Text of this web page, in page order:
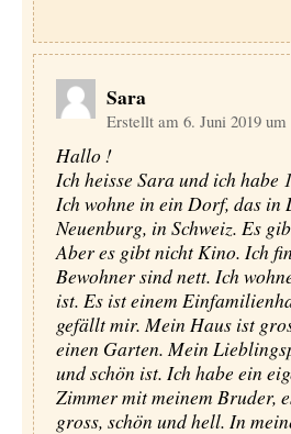
Sara
Erstellt am 6. Juni 2019 um
Hallo !
Ich heisse Sara und ich habe
Ich wohne in ein Dorf, das in
Neuenburg, in Schweiz. Es
Aber es gibt nicht Kino. Ich
Bewohner sind nett. Ich
ist. Es ist einem
gefällt mir. Mein Haus ist
einen Garten. Mein
und schön ist. Ich habe ein
Zimmer mit meinem Bruder,
gross, schön und hell. In